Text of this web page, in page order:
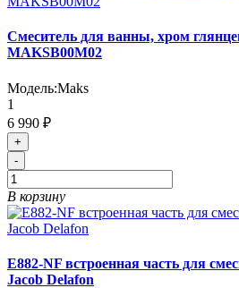
Cмеситель для ванны, хром
MAKSB00M02
Модель:Maks
1
6 990 ₽
+
-
В корзину
E882-NF встроенная часть для
Jacob Delafon